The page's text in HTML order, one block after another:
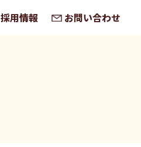
採用情報 お問い合わせ